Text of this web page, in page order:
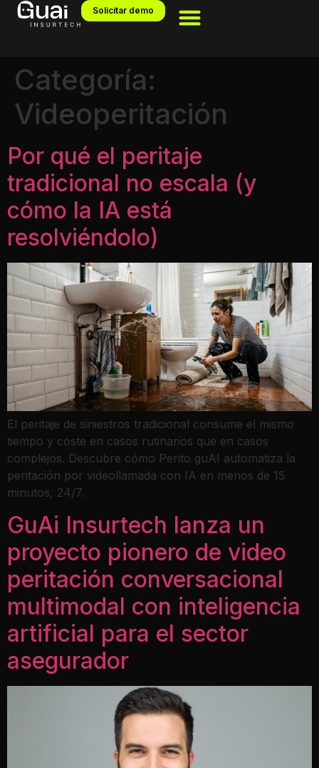
Solicitar demo
Categoría:
Videoperitación
Por qué el peritaje
tradicional no escala (y
cómo la IA está
resolviéndolo)
El peritaje de siniestros tradicional consume el mismo
tiempo y coste en casos rutinarios que en casos
complejos. Descubre cómo Perito guAI automatiza la
peritación por videollamada con IA en menos de 15
minutos, 24/7.
GuAi Insurtech lanza un
proyecto pionero de video
peritación conversacional
multimodal con inteligencia
artificial para el sector
asegurador